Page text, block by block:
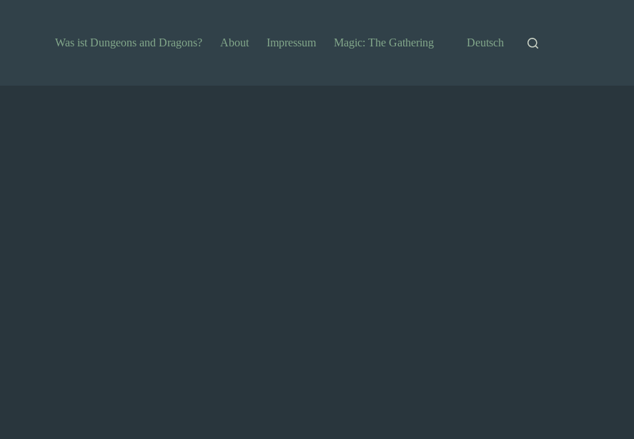
Was ist Dungeons and Dragons?
About Impressum Magic: The Gathering Deutsch